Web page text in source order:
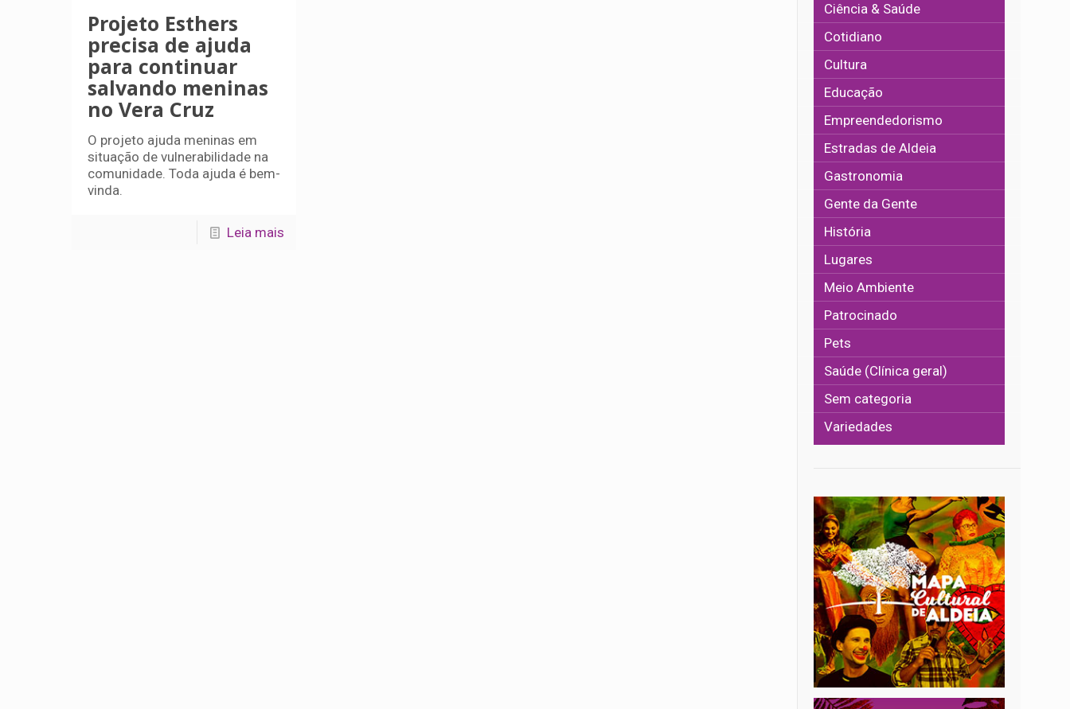
Projeto Esthers
precisa de ajuda
para continuar
salvando meninas
no Vera Cruz
O projeto ajuda meninas em
situação de vulnerabilidade na
comunidade. Toda ajuda é bem-
vinda.
Leia mais
Ciência & Saúde
Cotidiano
Cultura
Educação
Empreendedorismo
Estradas de Aldeia
Gastronomia
Gente da Gente
História
Lugares
Meio Ambiente
Patrocinado
Pets
Saúde (Clínica geral)
Sem categoria
Variedades